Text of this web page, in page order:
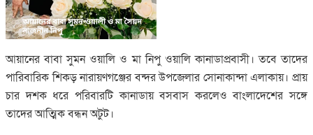
আয়ানের বাবা সুমন ওয়ালি ও মা নিপু ওয়ালি কানাডাপ্রবাসী। তবে তাদের
পারিবারিক শিকড় নারায়ণগঞ্জের বন্দর উপজেলার সোনাকান্দা এলাকায়। প্রায়
চার দশক ধরে পরিবারটি কানাডায় বসবাস করলেও বাংলাদেশের সঙ্গে
তাদের আত্মিক বন্ধন অটুট।